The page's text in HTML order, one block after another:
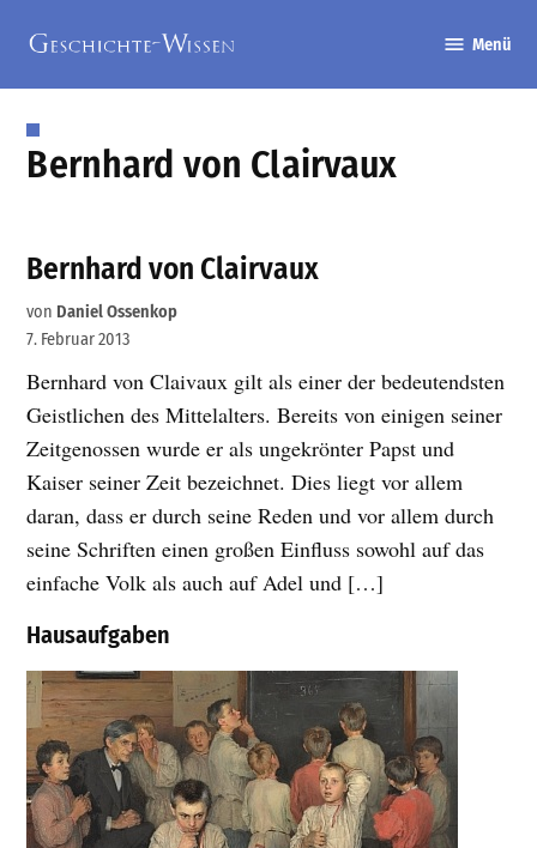
Inhalt
springen
Wissen
Menü
Bernhard von Clairvaux
Bernhard von Clairvaux
von Daniel Ossenkop
7. Februar 2013
Bernhard von Claivaux gilt als einer der bedeutendsten
Geistlichen des Mittelalters. Bereits von einigen seiner
Zeitgenossen wurde er als ungekrönter Papst und
Kaiser seiner Zeit bezeichnet. Dies liegt vor allem
daran, dass er durch seine Reden und vor allem durch
seine Schriften einen großen Einfluss sowohl auf das
einfache Volk als auch auf Adel und […]
Hausaufgaben